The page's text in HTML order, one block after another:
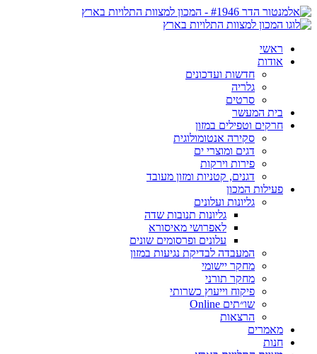
ראשי
אודות
חדשות ועדכונים
גלריה
סרטים
בית המעשר
חרקים וטפילים במזון
סקירה אנטומולוגית
דגים ומוצרי ים
פירות וירקות
דגנים, קטניות ומזון מעובד
פעילות המכון
גליונות ועלונים
גליונות תנובות שדה
לאפרושי מאיסורא
עלונים ופרסומים שונים
המעבדה לבדיקת נגיעות במזון
מחקר יישומי
מחקר תורני
פיקוח וייעוץ כשרותי
שו״תים Online
הרצאות
מאמרים
חנות